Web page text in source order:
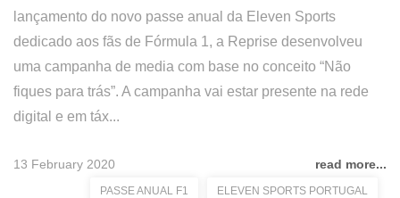
lançamento do novo passe anual da Eleven Sports
dedicado aos fãs de Fórmula 1, a Reprise desenvolveu
uma campanha de media com base no conceito “Não
fiques para trás”. A campanha vai estar presente na rede
digital e em táx...
13 February 2020 read more...
PASSE ANUAL F1 ELEVEN SPORTS PORTUGAL